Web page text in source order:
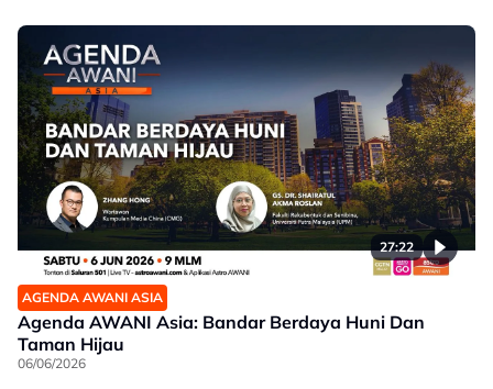
27:22
AGENDA AWANI ASIA
Agenda AWANI Asia: Bandar Berdaya Huni Dan
Taman Hijau
06/06/2026